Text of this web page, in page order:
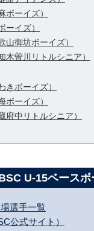
ボーイズ）
ーイズ）
山御坊ボーイズ）
木曽川リトルシニア）
きボーイズ）
ボーイズ）
府中リトルシニア）
U-15ベース
選手一覧
公式サイト）